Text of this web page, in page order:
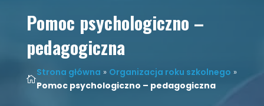
Pomoc psychologiczno –
pedagogiczna

Strona główna » Organizacja roku szkolnego »
Pomoc psychologiczno – pedagogiczna